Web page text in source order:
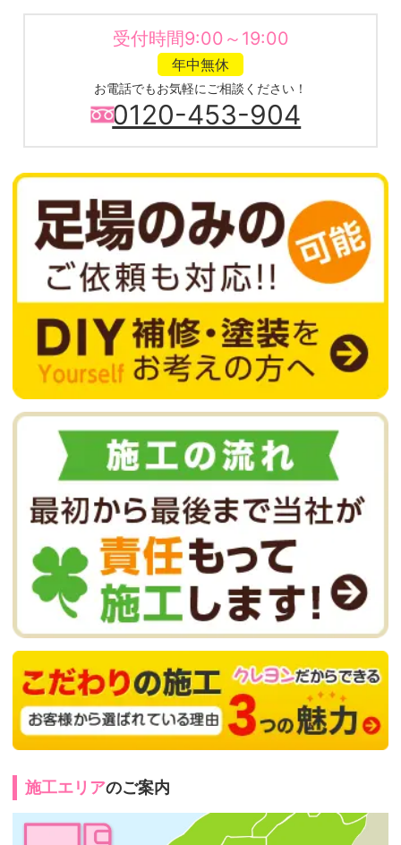
受付時間9:00～19:00
年中無休
お電話でもお気軽にご相談ください！
0120-453-904
施工エリアのご案内